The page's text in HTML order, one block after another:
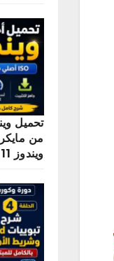
من
ويندوز 11 النسخة الأصلية بالتفعيل